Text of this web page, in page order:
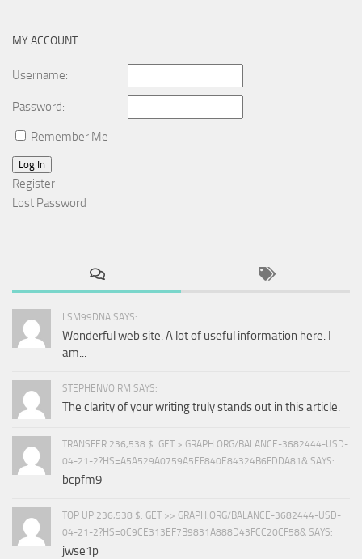
MY ACCOUNT
Username:
Password:
Remember Me
Log In
Register
Lost Password
LSM99DNA SAYS:
Wonderful web site. A lot of useful information here. I
am...
STEPHENVOIRM SAYS:
The clarity of your writing truly stands out in this article.
TRANSFER 236,538 $. GET > GRAPH.ORG/BALANCE-3682444-USD-
04-21-2?HS=A5A529A0759A5EF840E84324B6FDDA81& SAYS:
bcpfm9
TOP UP 236,538 $. GET >> GRAPH.ORG/BALANCE-3682444-USD-
04-21-2?HS=0C9CE313EF7B9831A888D43FCC20CF58& SAYS:
jwse1p